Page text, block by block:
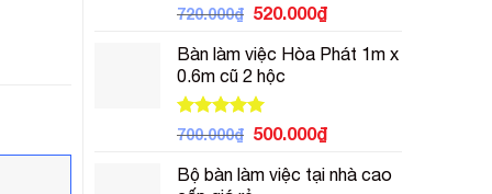
Được xếp
5.00
5 sao
720.000₫ Giá
là:
720.000₫.
520.000₫Giá
tại
Bàn làm việc Hòa Phát 1m x
0.6m cũ 2 hộc
Được xếp
5.00
5 sao
700.000₫ Giá
là:
500.000₫Giá
tại
Bộ bàn làm việc tại nhà cao